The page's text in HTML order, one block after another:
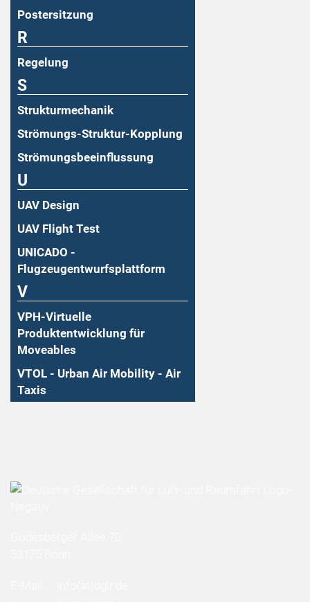
Postersitzung
R
Regelung
S
Strukturmechanik
Strömungs-Struktur-Kopplung
Strömungsbeeinflussung
U
UAV Design
UAV Flight Test
UNICADO -
Flugzeugentwurfsplattform
V
VPH-Virtuelle
Produktentwicklung für
Moveables
VTOL - Urban Air Mobility - Air
Taxis